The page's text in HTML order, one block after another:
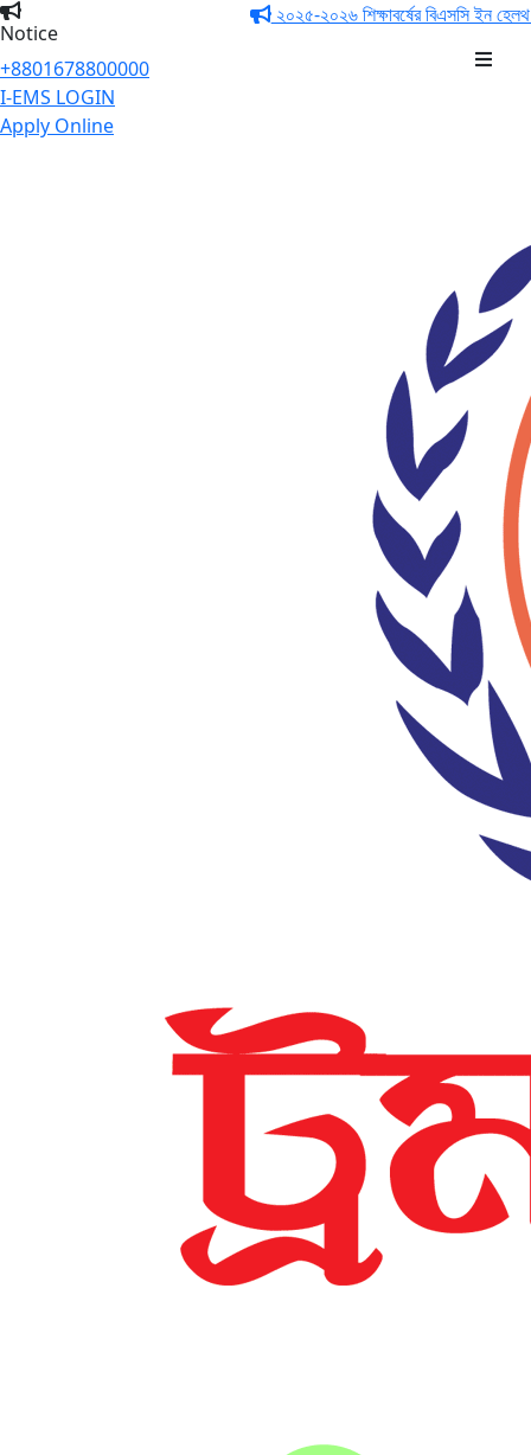
Notice
২০২৫-২০২৬ শিক্ষাবর্ষের বিএসসি ইন হেলথ
+8801678800000
I-EMS LOGIN
Apply Online